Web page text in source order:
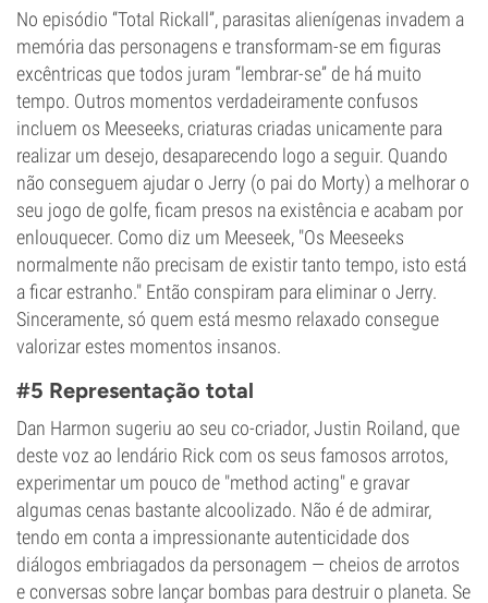
No episódio “Total Rickall”, parasitas alienígenas invadem a
memória das personagens e transformam-se em figuras
excêntricas que todos juram “lembrar-se” de há muito
tempo. Outros momentos verdadeiramente confusos
incluem os Meeseeks, criaturas criadas unicamente para
realizar um desejo, desaparecendo logo a seguir. Quando
não conseguem ajudar o Jerry (o pai do Morty) a melhorar o
seu jogo de golfe, ficam presos na existência e acabam por
enlouquecer. Como diz um Meeseek, "Os Meeseeks
normalmente não precisam de existir tanto tempo, isto está
a ficar estranho." Então conspiram para eliminar o Jerry.
Sinceramente, só quem está mesmo relaxado consegue
valorizar estes momentos insanos.
#5 Representação total
Dan Harmon sugeriu ao seu co-criador, Justin Roiland, que
deste voz ao lendário Rick com os seus famosos arrotos,
experimentar um pouco de "method acting" e gravar
algumas cenas bastante alcoolizado. Não é de admirar,
tendo em conta a impressionante autenticidade dos
diálogos embriagados da personagem — cheios de arrotos
e conversas sobre lançar bombas para destruir o planeta. Se